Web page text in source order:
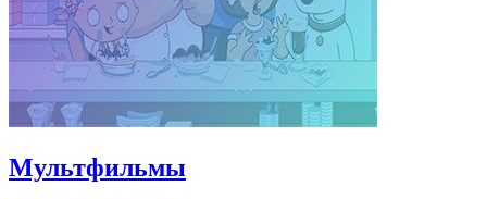
Мультфильмы